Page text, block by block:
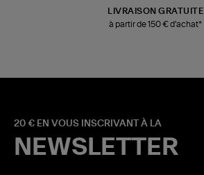
LIVRAISON GRATUITE
à partir de 150 € d'achat*
20 € EN VOUS INSCRIVANT À LA
NEWSLETTER